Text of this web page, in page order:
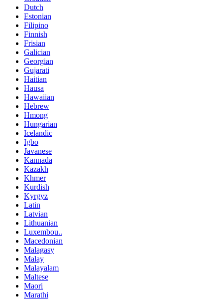
Dutch
Estonian
Filipino
Finnish
Frisian
Galician
Georgian
Gujarati
Haitian
Hausa
Hawaiian
Hebrew
Hmong
Hungarian
Icelandic
Igbo
Javanese
Kannada
Kazakh
Khmer
Kurdish
Kyrgyz
Latin
Latvian
Lithuanian
Luxembou..
Macedonian
Malagasy
Malay
Malayalam
Maltese
Maori
Marathi